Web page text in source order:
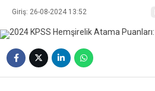
Giriş: 26-08-2024 13:52